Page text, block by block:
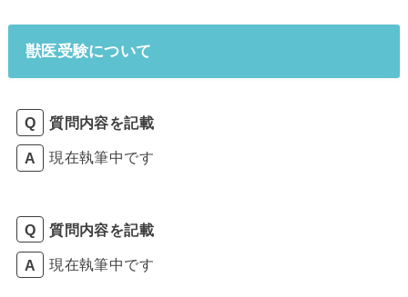
獣医受験について
質問内容を記載
現在執筆中です
質問内容を記載
現在執筆中です